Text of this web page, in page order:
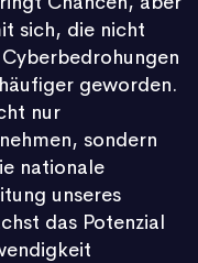
sich, die nicht
geworden.
nur
sondern
nationale
unseres
das Potenzial